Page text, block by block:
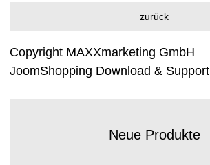
Copyright MAXXmarketing GmbH
JoomShopping Download & Support
Neue Produkte